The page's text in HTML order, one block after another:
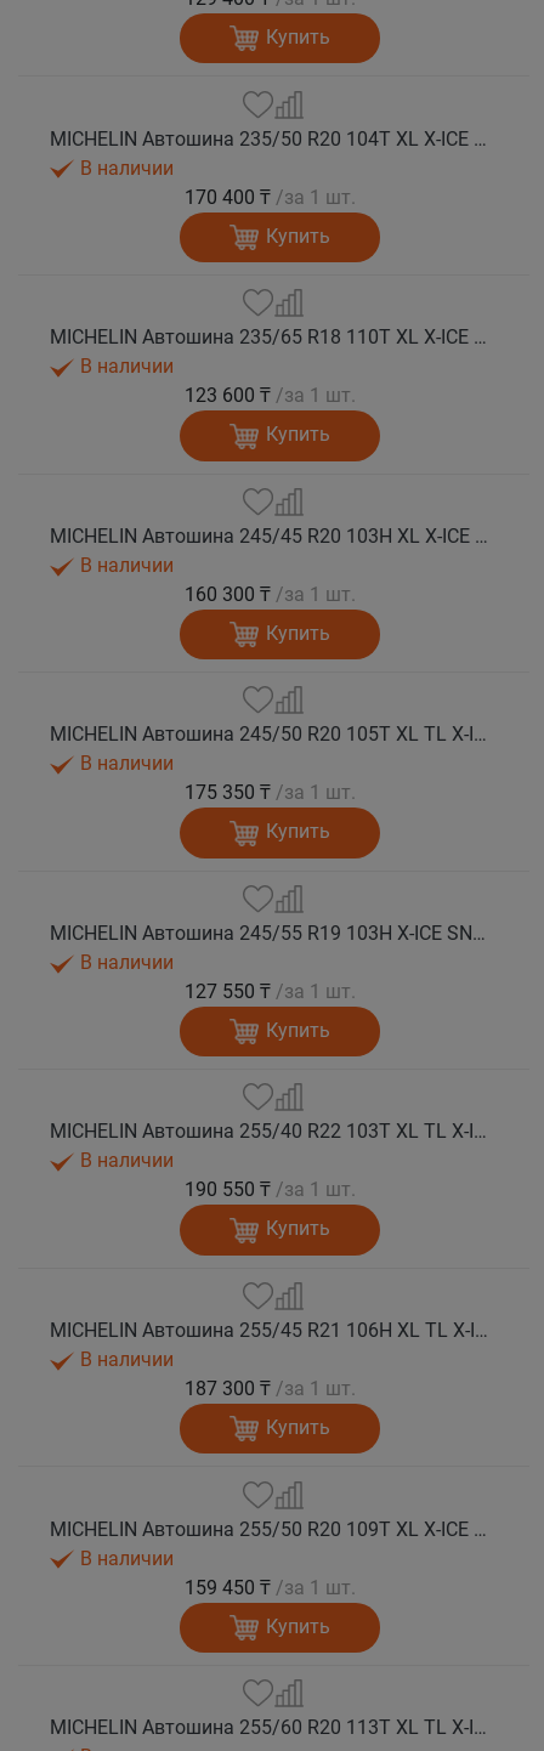
Купить
MICHELIN Автошина 235/50 R20 104T XL X-ICE SNOW SUV зима
В наличии
170 400 ₸ /за 1 шт.
Купить
MICHELIN Автошина 235/65 R18 110T XL X-ICE SNOW SUV зима
В наличии
123 600 ₸ /за 1 шт.
Купить
MICHELIN Автошина 245/45 R20 103H XL X-ICE SNOW SUV зима
В наличии
160 300 ₸ /за 1 шт.
Купить
MICHELIN Автошина 245/50 R20 105T XL TL X-ICE SNOW SUV зима
В наличии
175 350 ₸ /за 1 шт.
Купить
MICHELIN Автошина 245/55 R19 103H X-ICE SNOW SUV зима
В наличии
127 550 ₸ /за 1 шт.
Купить
MICHELIN Автошина 255/40 R22 103T XL TL X-ICE SNOW SUV зима
В наличии
190 550 ₸ /за 1 шт.
Купить
MICHELIN Автошина 255/45 R21 106H XL TL X-ICE SNOW SUV зима
В наличии
187 300 ₸ /за 1 шт.
Купить
MICHELIN Автошина 255/50 R20 109T XL X-ICE SNOW SUV зима
В наличии
159 450 ₸ /за 1 шт.
Купить
MICHELIN Автошина 255/60 R20 113T XL TL X-ICE SNOW SUV зима